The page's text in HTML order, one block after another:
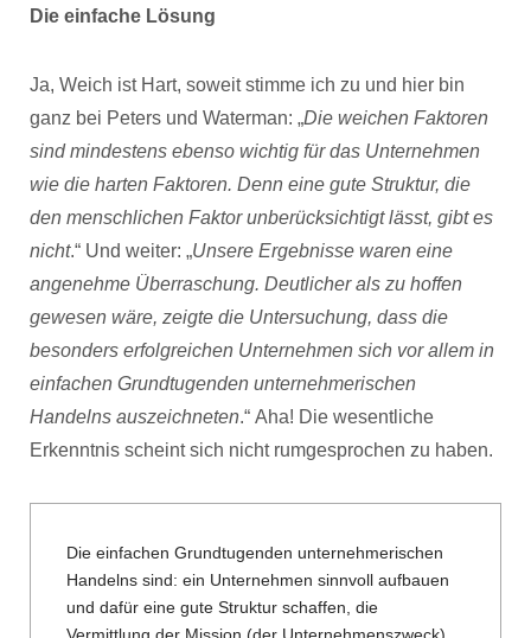
Die einfache Lösung
Ja, Weich ist Hart, soweit stimme ich zu und hier bin
ganz bei Peters und Waterman: „Die weichen Faktoren
sind mindestens ebenso wichtig für das Unternehmen
wie die harten Faktoren. Denn eine gute Struktur, die
den menschlichen Faktor unberücksichtigt lässt, gibt es
nicht.“ Und weiter: „Unsere Ergebnisse waren eine
angenehme Überraschung. Deutlicher als zu hoffen
gewesen wäre, zeigte die Untersuchung, dass die
besonders erfolgreichen Unternehmen sich vor allem in
einfachen Grundtugenden unternehmerischen
Handelns auszeichneten.“ Aha! Die wesentliche
Erkenntnis scheint sich nicht rumgesprochen zu haben.
Die einfachen Grundtugenden unternehmerischen
Handelns sind: ein Unternehmen sinnvoll aufbauen
und dafür eine gute Struktur schaffen, die